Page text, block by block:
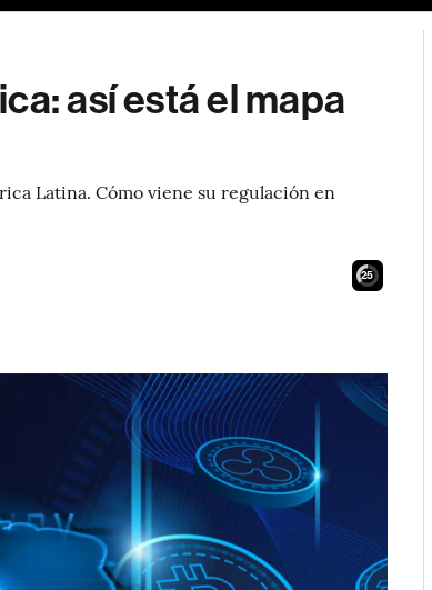
así está el mapa
Latina. Cómo viene su regulación en
24